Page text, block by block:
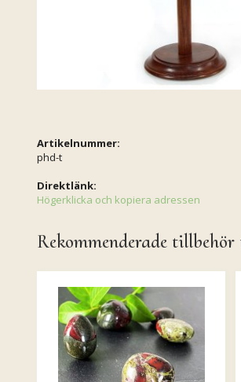
Artikelnummer:
phd-t
Direktlänk:
Högerklicka och kopiera adressen
Rekommenderade